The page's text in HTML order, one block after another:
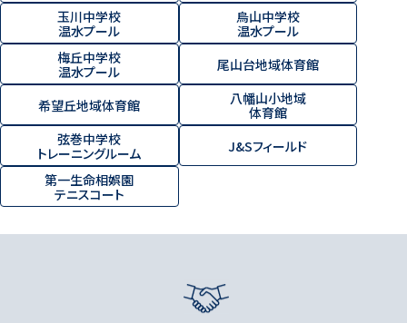
玉川中学校
温水プール
烏山中学校
温水プール
梅丘中学校
温水プール
尾山台地域体育館
希望丘地域体育館
八幡山小地域
体育館
弦巻中学校
トレーニングルーム
J&Sフィールド
第一生命相娯園
テニスコート